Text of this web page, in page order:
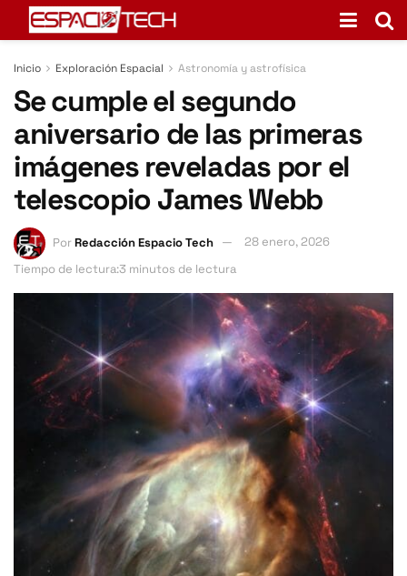
Inicio Exploración Espacial Astronomía y astrofísica
Se cumple el segundo
aniversario de las primeras
imágenes reveladas por el
telescopio James Webb
PorRedacción Espacio Tech
28 enero, 2026
Tiempo de lectura:3 minutos de lectura